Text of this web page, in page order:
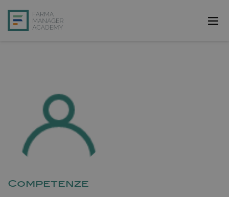
Bibliofarma
FarmaPost
Registrati
Accedi
Competenze